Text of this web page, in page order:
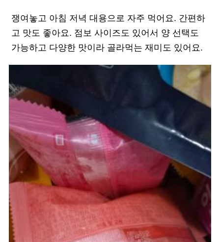
쟁여놓고 아침 저녁 대용으로 자주 먹어요. 간편하
고 맛도 좋아요. 점보 사이즈도 있어서 양 선택도
가능하고 다양한 맛이라 골라먹는 재미도 있어요.